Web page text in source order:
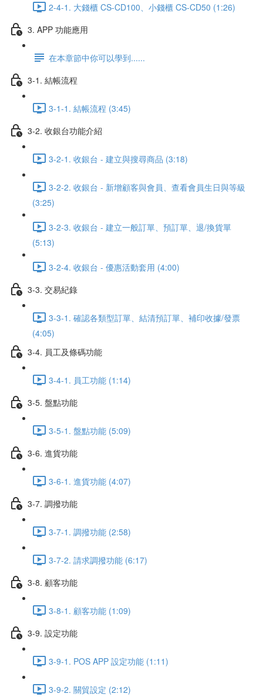
2-4-1. 大錢櫃 CS-CD100、小錢櫃 CS-CD50 (1:26)
3. APP 功能應用
在本章節中你可以學到......
3-1. 結帳流程
3-1-1. 結帳流程 (3:45)
3-2. 收銀台功能介紹
3-2-1. 收銀台 - 建立與搜尋商品 (3:18)
3-2-2. 收銀台 - 新增顧客與會員、查看會員生日與等級
(3:25)
3-2-3. 收銀台 - 建立一般訂單、預訂單、退/換貨單
(5:13)
3-2-4. 收銀台 - 優惠活動套用 (4:00)
3-3. 交易紀錄
3-3-1. 確認各類型訂單、結清預訂單、補印收據/發票
(4:05)
3-4. 員工及條碼功能
3-4-1. 員工功能 (1:14)
3-5. 盤點功能
3-5-1. 盤點功能 (5:09)
3-6. 進貨功能
3-6-1. 進貨功能 (4:07)
3-7. 調撥功能
3-7-1. 調撥功能 (2:58)
3-7-2. 請求調撥功能 (6:17)
3-8. 顧客功能
3-8-1. 顧客功能 (1:09)
3-9. 設定功能
3-9-1. POS APP 設定功能 (1:11)
3-9-2. 關貿設定 (2:12)